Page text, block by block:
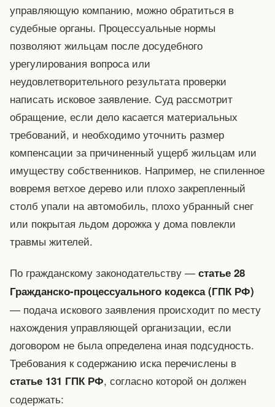
управляющую компанию, можно обратиться в
судебные органы. Процессуальные нормы
позволяют жильцам после досудебного
урегулирования вопроса или
неудовлетворительного результата проверки
написать исковое заявление. Суд рассмотрит
обращение, если дело касается материальных
требований, и необходимо уточнить размер
компенсации за причиненный ущерб жильцам или
имуществу собственников. Например, не спиленное
вовремя ветхое дерево или плохо закрепленный
столб упали на автомобиль, плохо убранный снег
или покрытая льдом дорожка у дома повлекли
травмы жителей.
По гражданскому законодательству — статье 28
Гражданско-процессуального кодекса (ГПК РФ)
— подача искового заявления происходит по месту
нахождения управляющей организации, если
договором не была определена иная подсудность.
Требования к содержанию иска перечислены в
статье 131 ГПК РФ, согласно которой он должен
содержать: